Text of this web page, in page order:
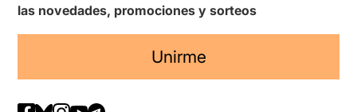
las novedades, promociones y sorteos
Unirme